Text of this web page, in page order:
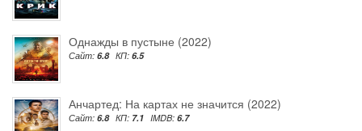
Однажды в пустыне (2022)
Сайт: 6.8 КП: 6.5
Анчартед: На картах не значится (2022)
Сайт: 6.8 КП: 7.1 IMDB: 6.7